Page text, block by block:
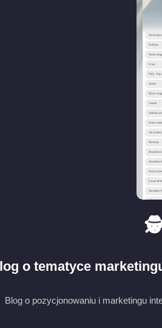
🕵️
o tematyce
Blog o pozycjonowaniu i marketingu